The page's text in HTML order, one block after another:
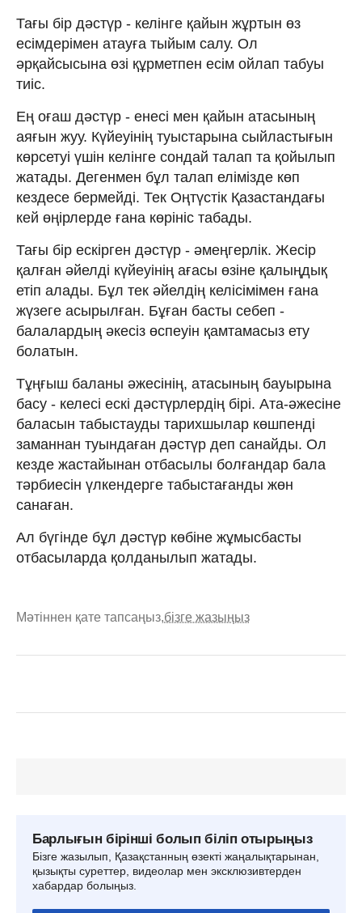
Тағы бір дәстүр - келінге қайын жұртын өз
есімдерімен атауға тыйым салу. Ол
әрқайсысына өзі құрметпен есім ойлап табуы
тиіс.
Ең оғаш дәстүр - енесі мен қайын атасының
аяғын жуу. Күйеуінің туыстарына сыйластығын
көрсетуі үшін келінге сондай талап та қойылып
жатады. Дегенмен бұл талап елімізде көп
кездесе бермейді. Тек Оңтүстік Қазастандағы
кей өңірлерде ғана көрініс табады.
Тағы бір ескірген дәстүр - әмеңгерлік. Жесір
қалған әйелді күйеуінің ағасы өзіне қалыңдық
етіп алады. Бұл тек әйелдің келісімімен ғана
жүзеге асырылған. Бұған басты себеп -
балалардың әкесіз өспеуін қамтамасыз ету
болатын.
Тұңғыш баланы әжесінің, атасының бауырына
басу - келесі ескі дәстүрлердің бірі. Ата-әжесіне
баласын табыстауды тарихшылар көшпенді
заманнан туындаған дәстүр деп санайды. Ол
кезде жастайынан отбасылы болғандар бала
тәрбиесін үлкендерге табыстағанды жөн
санаған.
Ал бүгінде бұл дәстүр көбіне жұмысбасты
отбасыларда қолданылып жатады.
Мәтіннен қате тапсаңыз,бізге жазыңыз
Барлығын бірінші болып біліп отырыңыз
Бізге жазылып, Қазақстанның өзекті жаңалықтарынан,
қызықты суреттер, видеолар мен эксклюзивтерден
хабардар болыңыз.